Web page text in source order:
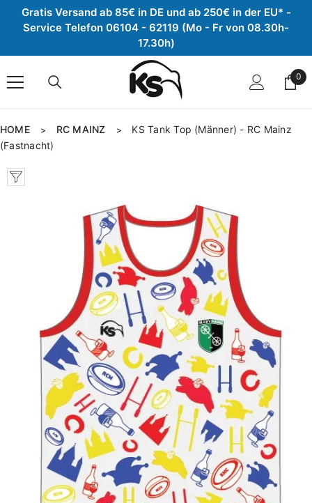
Zum Inhalt springen
Gratis Versand ab 85€ in DE und ab 250€ in der EU* -
Service Telefon 06104 - 62119 (Mo - Fr von 08.30h-
17.30h)
0
0
HOME > RC MAINZ >
KS Tank Top (Männer) - RC Mainz
(Fastnacht)